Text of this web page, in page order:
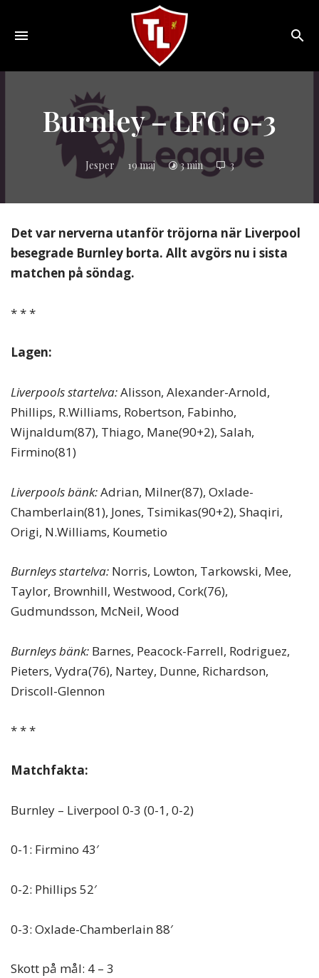
Sveriges
Liverpool
online
magazine!
Burnley – LFC 0-3
Jesper 19 maj 3 min 3
Det var nerverna utanför tröjorna när Liverpool
besegrade Burnley borta. Allt avgörs nu i sista
matchen på söndag.
* * *
Lagen:
Liverpools startelva:Alisson, Alexander-Arnold,
Phillips, R.Williams, Robertson, Fabinho,
Wijnaldum(87), Thiago, Mane(90+2), Salah,
Firmino(81)
Liverpools bänk:Adrian, Milner(87), Oxlade-
Chamberlain(81), Jones, Tsimikas(90+2), Shaqiri,
Origi, N.Williams, Koumetio
Burnleys startelva: Norris, Lowton, Tarkowski, Mee,
Taylor, Brownhill, Westwood, Cork(76),
Gudmundsson, McNeil, Wood
Burnleys bänk: Barnes, Peacock-Farrell, Rodriguez,
Pieters, Vydra(76), Nartey, Dunne, Richardson,
Driscoll-Glennon
* * *
Matchfakta:
Burnley – Liverpool 0-3 (0-1, 0-2)
0-1: Firmino 43′
0-2: Phillips 52′
0-3: Oxlade-Chamberlain 88′
Skott på mål: 4 – 3